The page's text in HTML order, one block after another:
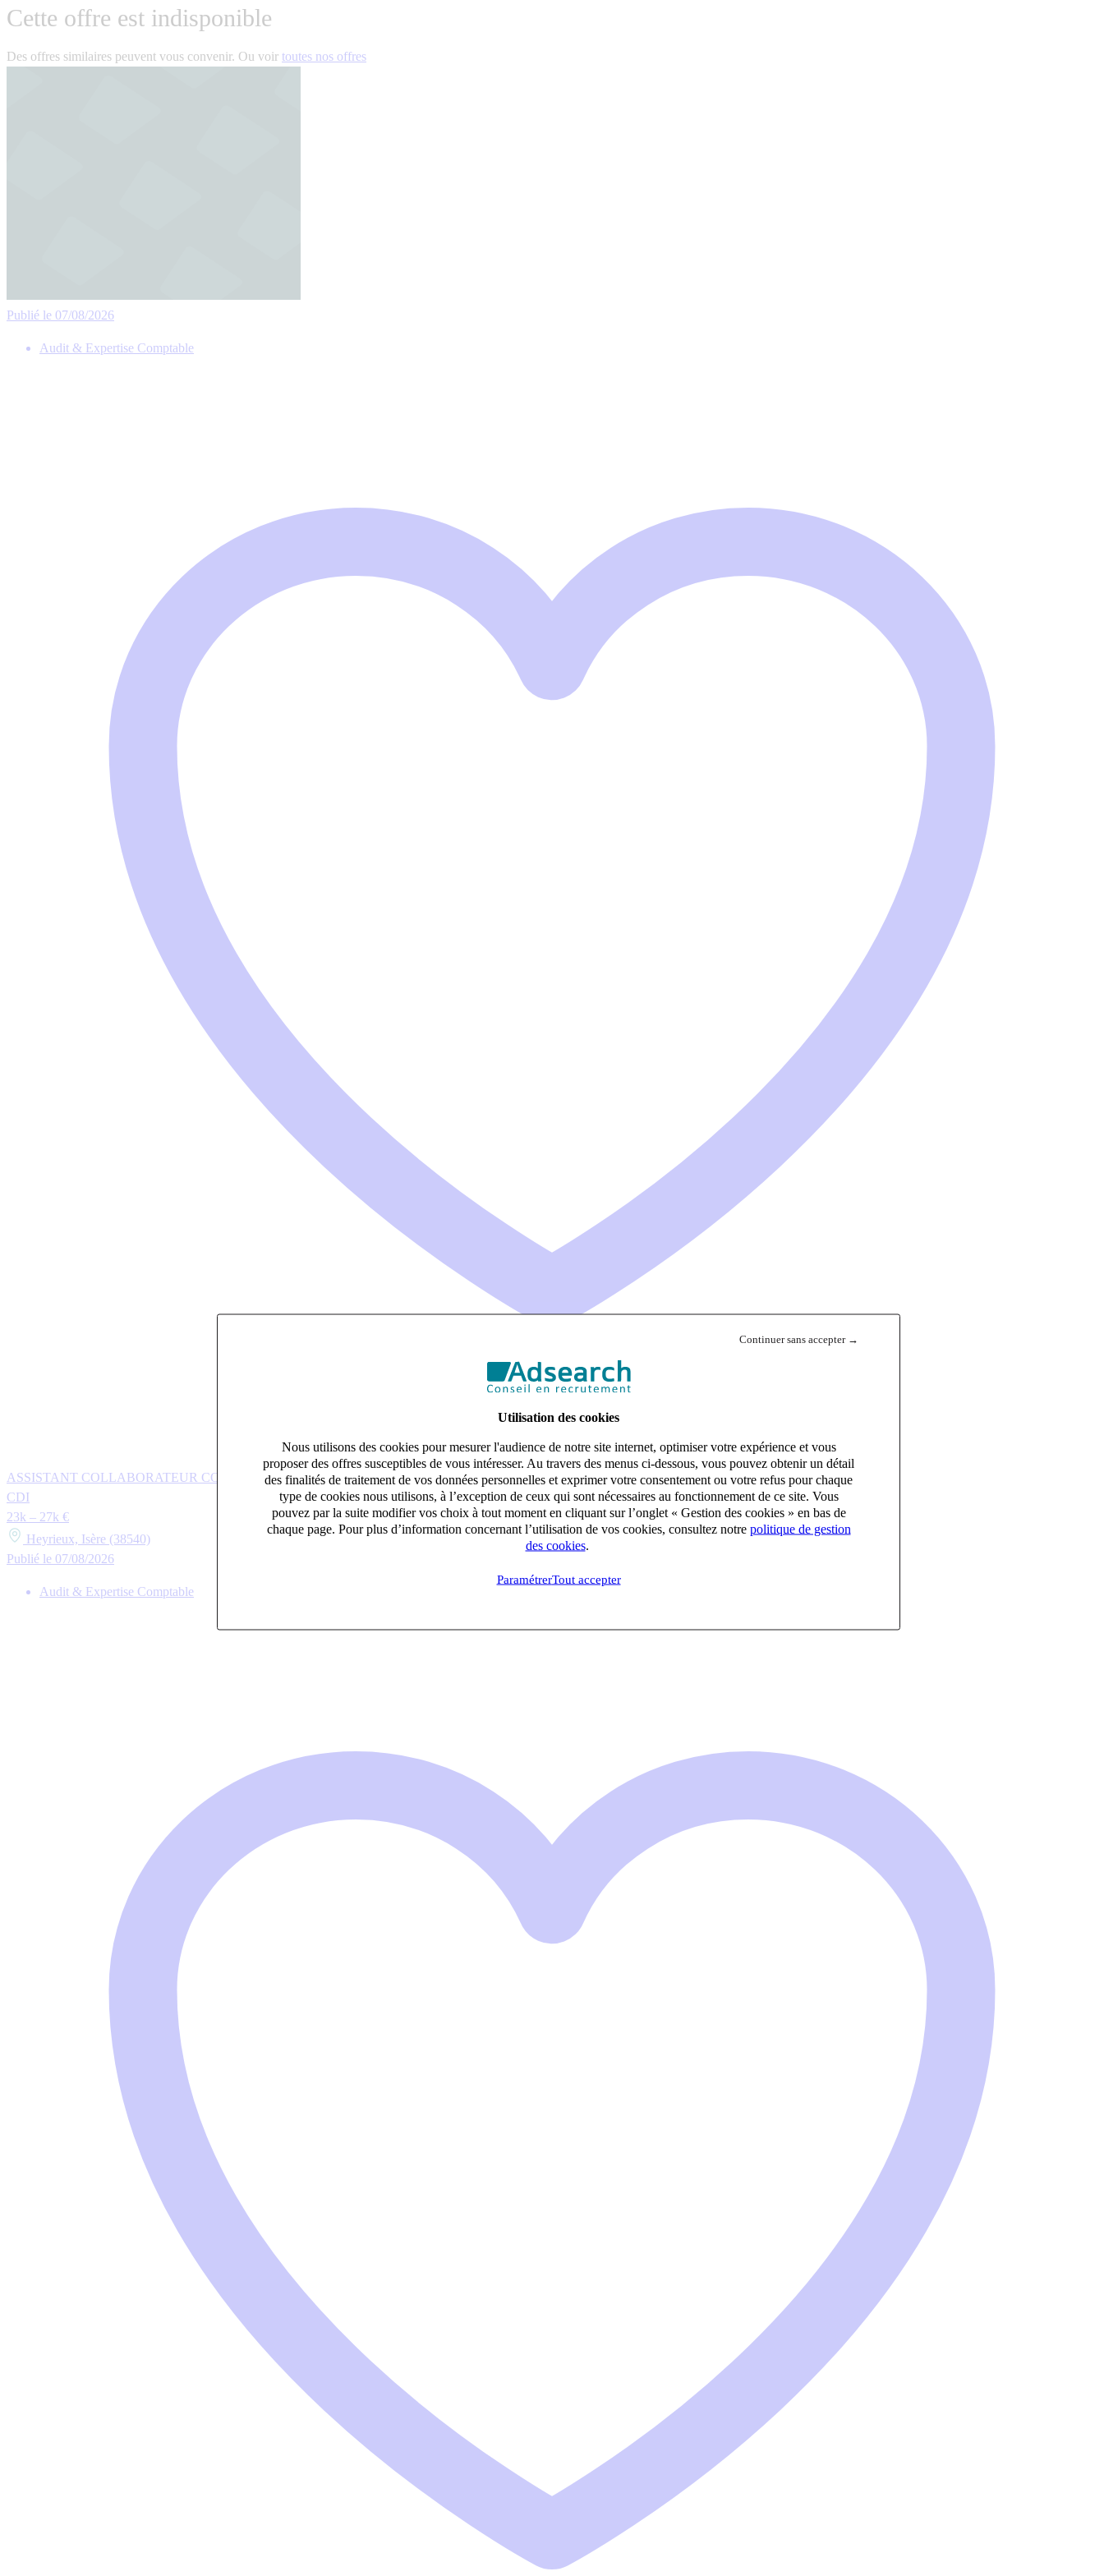
Continuer sans accepter →
Utilisation des cookies
Nous utilisons des cookies pour mesurer l'audience de notre site internet, optimiser votre expérience et vous
proposer des offres susceptibles de vous intéresser. Au travers des menus ci-dessous, vous pouvez obtenir un détail
des finalités de traitement de vos données personnelles et exprimer votre consentement ou votre refus pour chaque
type de cookies nous utilisons, à l’exception de ceux qui sont nécessaires au fonctionnement de ce site. Vous
pouvez par la suite modifier vos choix à tout moment en cliquant sur l’onglet « Gestion des cookies » en bas de
chaque page. Pour plus d’information concernant l’utilisation de vos cookies, consultez notre politique de gestion
des cookies.
ParamétrerTout accepter
Cette offre est indisponible
Des offres similaires peuvent vous convenir. Ou voir toutes nos offres
Publié le 07/08/2026
Audit & Expertise Comptable
ASSISTANT COLLABORATEUR COMPTABLE H/F
CDI
23k – 27k €
Heyrieux, Isère (38540)
Publié le 07/08/2026
Audit & Expertise Comptable